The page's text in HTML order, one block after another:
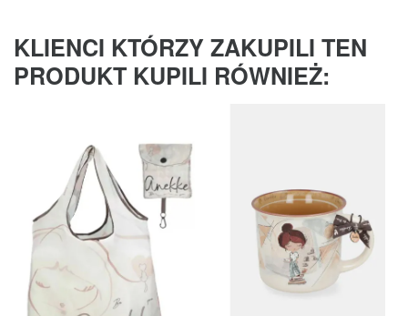
KLIENCI KTÓRZY ZAKUPILI TEN
PRODUKT KUPILI RÓWNIEŻ: